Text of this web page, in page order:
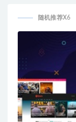
随机推荐X6